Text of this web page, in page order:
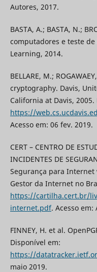
Autores, 2017.
BASTA, A.; BASTA, N.;
computadores e teste de
Learning, 2014.
BELLARE, M.;
cryptography. Davis,
California at Davis,
https://
Acesso em: 06 fev. 2019.
CERT – CENTRO DE
INCIDENTES DE
Segurança para Internet
Gestor da Internet no
https://cartilha.cert.br/
internet.pdf. Acesso em:
FINNEY, H. et al.
Disponível em:
https://
maio 2019.